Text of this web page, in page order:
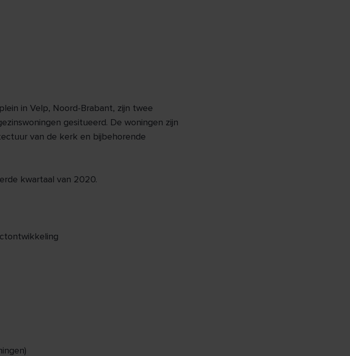
in Velp, Noord-Brabant, zijn twee
gesitueerd. De woningen zijn
van de kerk en bijbehorende
kwartaal van 2020.